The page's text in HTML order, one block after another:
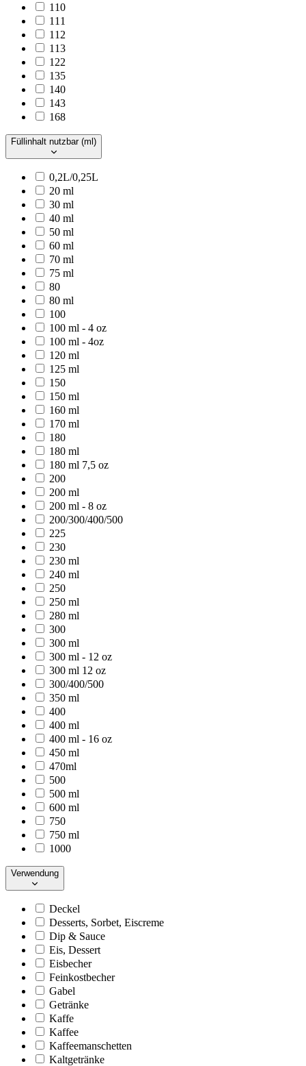
110
111
112
113
122
135
140
143
168
Füllinhalt nutzbar (ml)
0,2L/0,25L
20 ml
30 ml
40 ml
50 ml
60 ml
70 ml
75 ml
80
80 ml
100
100 ml - 4 oz
100 ml - 4oz
120 ml
125 ml
150
150 ml
160 ml
170 ml
180
180 ml
180 ml 7,5 oz
200
200 ml
200 ml - 8 oz
200/300/400/500
225
230
230 ml
240 ml
250
250 ml
280 ml
300
300 ml
300 ml - 12 oz
300 ml 12 oz
300/400/500
350 ml
400
400 ml
400 ml - 16 oz
450 ml
470ml
500
500 ml
600 ml
750
750 ml
1000
Verwendung
Deckel
Desserts, Sorbet, Eiscreme
Dip & Sauce
Eis, Dessert
Eisbecher
Feinkostbecher
Gabel
Getränke
Kaffe
Kaffee
Kaffeemanschetten
Kaltgetränke